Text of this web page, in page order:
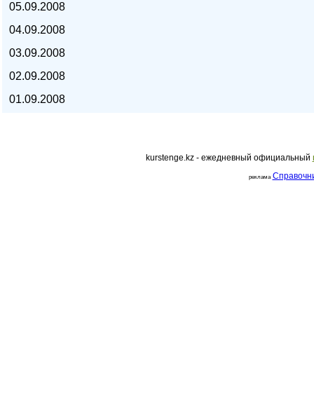
курс евро, курс рубля -
05.09.2008
04.09.2008
03.09.2008
02.09.2008
01.09.2008
kurstenge.kz - ежедневный официальный
реклама